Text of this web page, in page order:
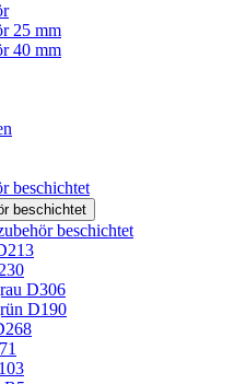
25 mm
40 mm
beschichtet
beschichtet
beschichtet
D306
D190